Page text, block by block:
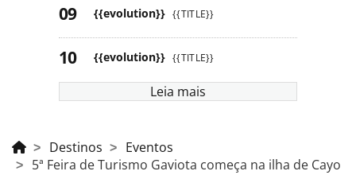
{{evolution}} {{TITLE}}
{{evolution}} {{TITLE}}
Leia mais
Destinos
Eventos
5ª Feira de Turismo Gaviota começa na ilha de Cayo